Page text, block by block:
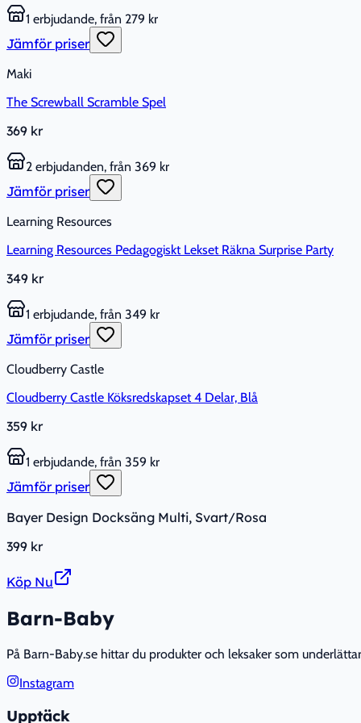
1 erbjudande, från 279 kr
Jämför priser
Maki
The Screwball Scramble Spel
369 kr
2 erbjudanden, från 369 kr
Jämför priser
Learning Resources
Learning Resources Pedagogiskt Lekset Räkna Surprise Party
349 kr
1 erbjudande, från 349 kr
Jämför priser
Cloudberry Castle
Cloudberry Castle Köksredskapset 4 Delar, Blå
359 kr
1 erbjudande, från 359 kr
Jämför priser
Bayer Design Docksäng Multi, Svart/Rosa
399 kr
Köp Nu
Barn-Baby
På Barn-Baby.se hittar du produkter och leksaker som
Instagram
Upptäck